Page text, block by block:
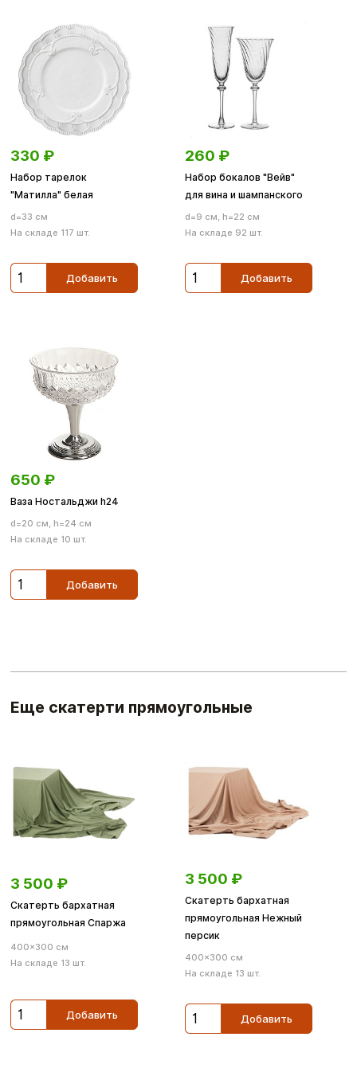
330 ₽
Набор тарелок
"Матилла" белая
d=33 см
На складе 117 шт.
Добавить
260 ₽
Набор бокалов "Вейв"
для вина и шампанского
d=9 см, h=22 см
На складе 92 шт.
Добавить
650 ₽
Ваза Ностальджи h24
d=20 см, h=24 см
На складе 10 шт.
Добавить
Еще скатерти прямоугольные
3 500 ₽
Скатерть бархатная
прямоугольная Спаржа
400×300 см
На складе 13 шт.
Добавить
3 500 ₽
Скатерть бархатная
прямоугольная Нежный
персик
400×300 см
На складе 13 шт.
Добавить